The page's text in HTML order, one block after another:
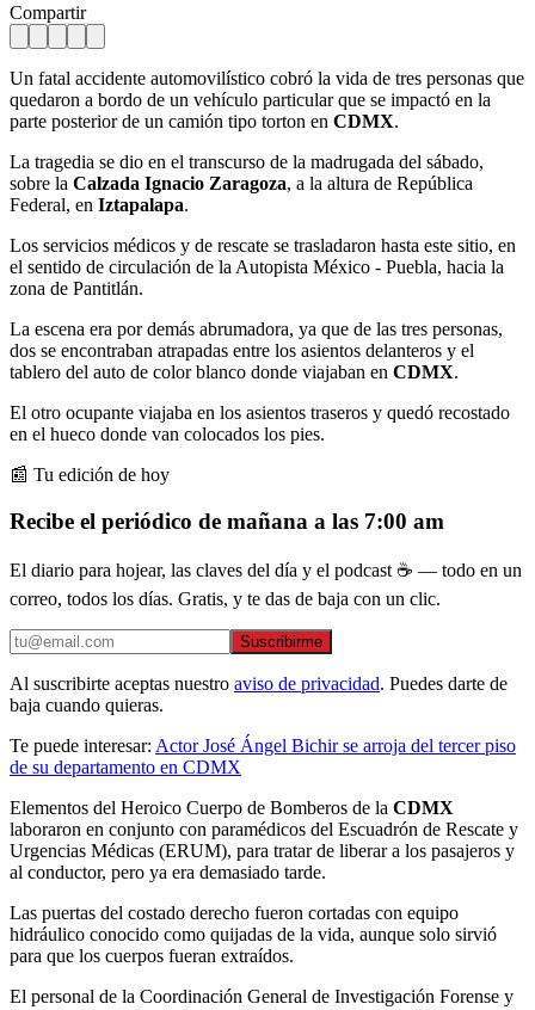
Compartir
Un fatal accidente automovilístico cobró la vida de tres personas que
quedaron a bordo de un vehículo particular que se impactó en la
parte posterior de un camión tipo torton en CDMX.
La tragedia se dio en el transcurso de la madrugada del sábado,
sobre la Calzada Ignacio Zaragoza, a la altura de República
Federal, en Iztapalapa.
Los servicios médicos y de rescate se trasladaron hasta este sitio, en
el sentido de circulación de la Autopista México - Puebla, hacia la
zona de Pantitlán.
La escena era por demás abrumadora, ya que de las tres personas,
dos se encontraban atrapadas entre los asientos delanteros y el
tablero del auto de color blanco donde viajaban en CDMX.
El otro ocupante viajaba en los asientos traseros y quedó recostado
en el hueco donde van colocados los pies.
📰 Tu edición de hoy
Recibe el periódico de mañana a las 7:00 am
El diario para hojear, las claves del día y el podcast ☕ — todo en un
correo, todos los días. Gratis, y te das de baja con un clic.
Suscribirme
Al suscribirte aceptas nuestro aviso de privacidad. Puedes darte de
baja cuando quieras.
Te puede interesar: Actor José Ángel Bichir se arroja del tercer piso
de su departamento en CDMX
Elementos del Heroico Cuerpo de Bomberos de la CDMX
laboraron en conjunto con paramédicos del Escuadrón de Rescate y
Urgencias Médicas (ERUM), para tratar de liberar a los pasajeros y
al conductor, pero ya era demasiado tarde.
Las puertas del costado derecho fueron cortadas con equipo
hidráulico conocido como quijadas de la vida, aunque solo sirvió
para que los cuerpos fueran extraídos.
El personal de la Coordinación General de Investigación Forense y